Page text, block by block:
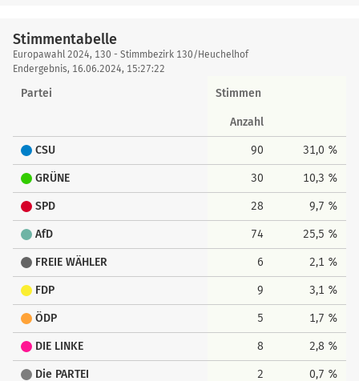
Stimmentabelle
Stimmentabelle
Europawahl 2024, 130 - Stimmbezirk 130/Heuchelhof
Endergebnis, 16.06.2024, 15:27:22
Partei Stimmen
Anzahl
CSU 90 31,0 %
GRÜNE 30 10,3 %
SPD 28 9,7 %
AfD 74 25,5 %
FREIE WÄHLER 6 2,1 %
FDP 9 3,1 %
ÖDP 5 1,7 %
DIE LINKE 8 2,8 %
Die PARTEI 2 0,7 %